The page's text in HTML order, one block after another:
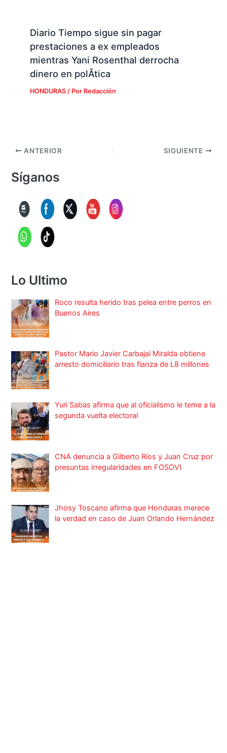
Diario Tiempo sigue sin pagar
prestaciones a ex empleados
mientras Yani Rosenthal derrocha
dinero en polÃ­tica
HONDURAS/ Por Redacción
ANTERIOR SIGUIENTE
Síganos
Lo Ultimo
Roco resulta herido tras pelea entre perros en
Buenos Aires
Pastor Mario Javier Carbajal Miralda obtiene
arresto domiciliario tras fianza de L8 millones
Yuri Sabas afirma que al oficialismo le teme a la
segunda vuelta electoral
CNA denuncia a Gilberto Ríos y Juan Cruz por
presuntas irregularidades en FOSOVI
Jhosy Toscano afirma que Honduras merece
la verdad en caso de Juan Orlando Hernández